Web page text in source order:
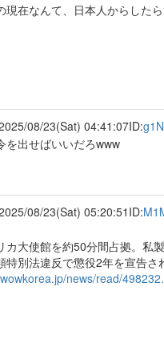
現在なんて、日本人からした
08/23(Sat) 04:41:07ID:
を出せばいいだろwww
08/23(Sat) 05:20:51 ID:
カ大使館を約50分間占拠。
特別法違反で懲役2年を宣告さ
news/read/